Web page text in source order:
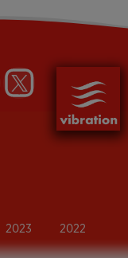
2023 2022